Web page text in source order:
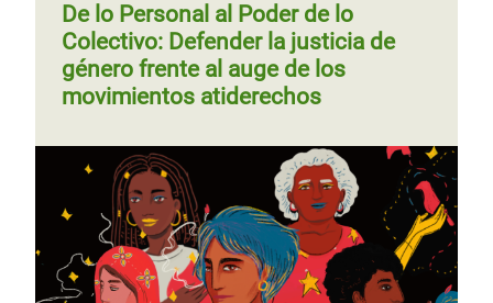
De lo Personal al Poder de lo
Colectivo: Defender la justicia de
género frente al auge de los
movimientos atiderechos